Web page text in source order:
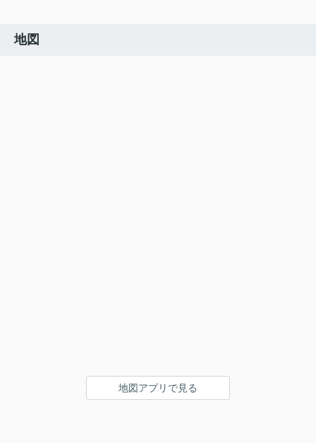
地図
地図アプリで見る